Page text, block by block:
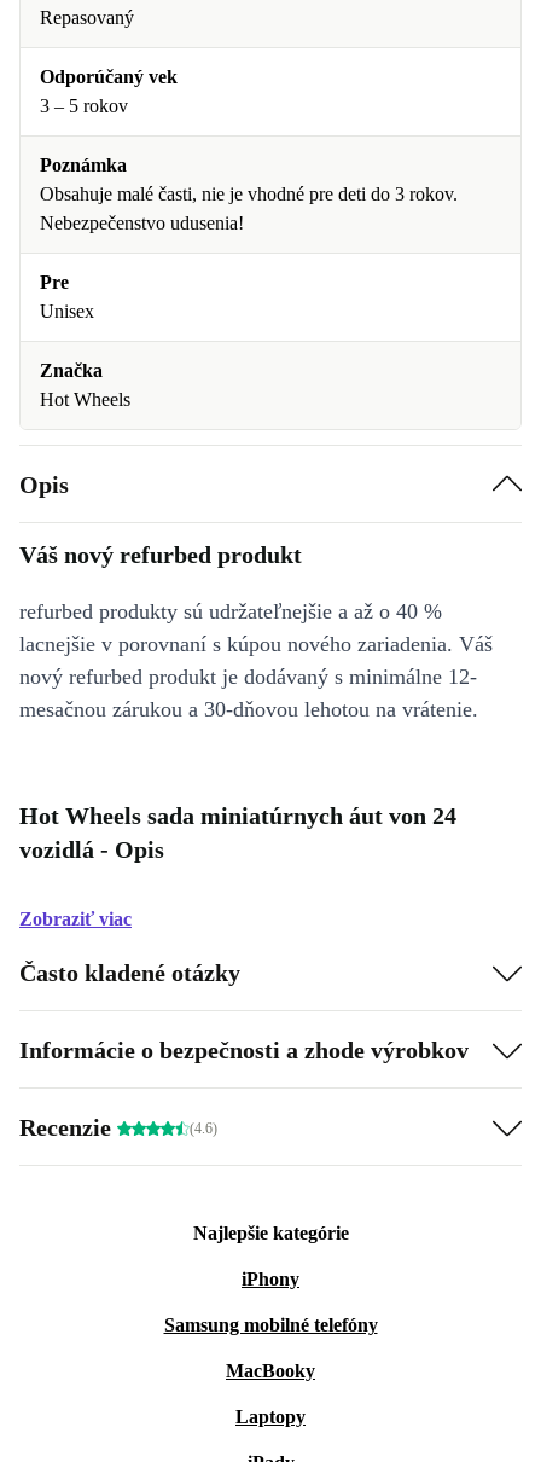
Repasovaný
Odporúčaný vek
3 – 5 rokov
Poznámka
Obsahuje malé časti, nie je vhodné pre deti do 3 rokov.
Nebezpečenstvo udusenia!
Pre
Unisex
Značka
Hot Wheels
Opis
Váš nový refurbed produkt
refurbed produkty sú udržateľnejšie a až o 40 %
lacnejšie v porovnaní s kúpou nového zariadenia. Váš
nový refurbed produkt je dodávaný s minimálne 12-
mesačnou zárukou a 30-dňovou lehotou na vrátenie.
Hot Wheels sada miniatúrnych áut von 24
vozidlá - Opis
Zobraziť viac
Často kladené otázky
Informácie o bezpečnosti a zhode výrobkov
Recenzie (4.6)
Najlepšie kategórie
iPhony
Samsung mobilné telefóny
MacBooky
Laptopy